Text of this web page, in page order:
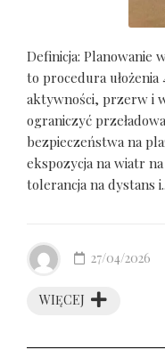
Definicja: Planowanie
to procedura
aktywności, przerw i
ograniczyć
bezpieczeństwa na
ekspozycja na wiatr
tolerancja na dystans
WIĘCEJ
27/04/2026